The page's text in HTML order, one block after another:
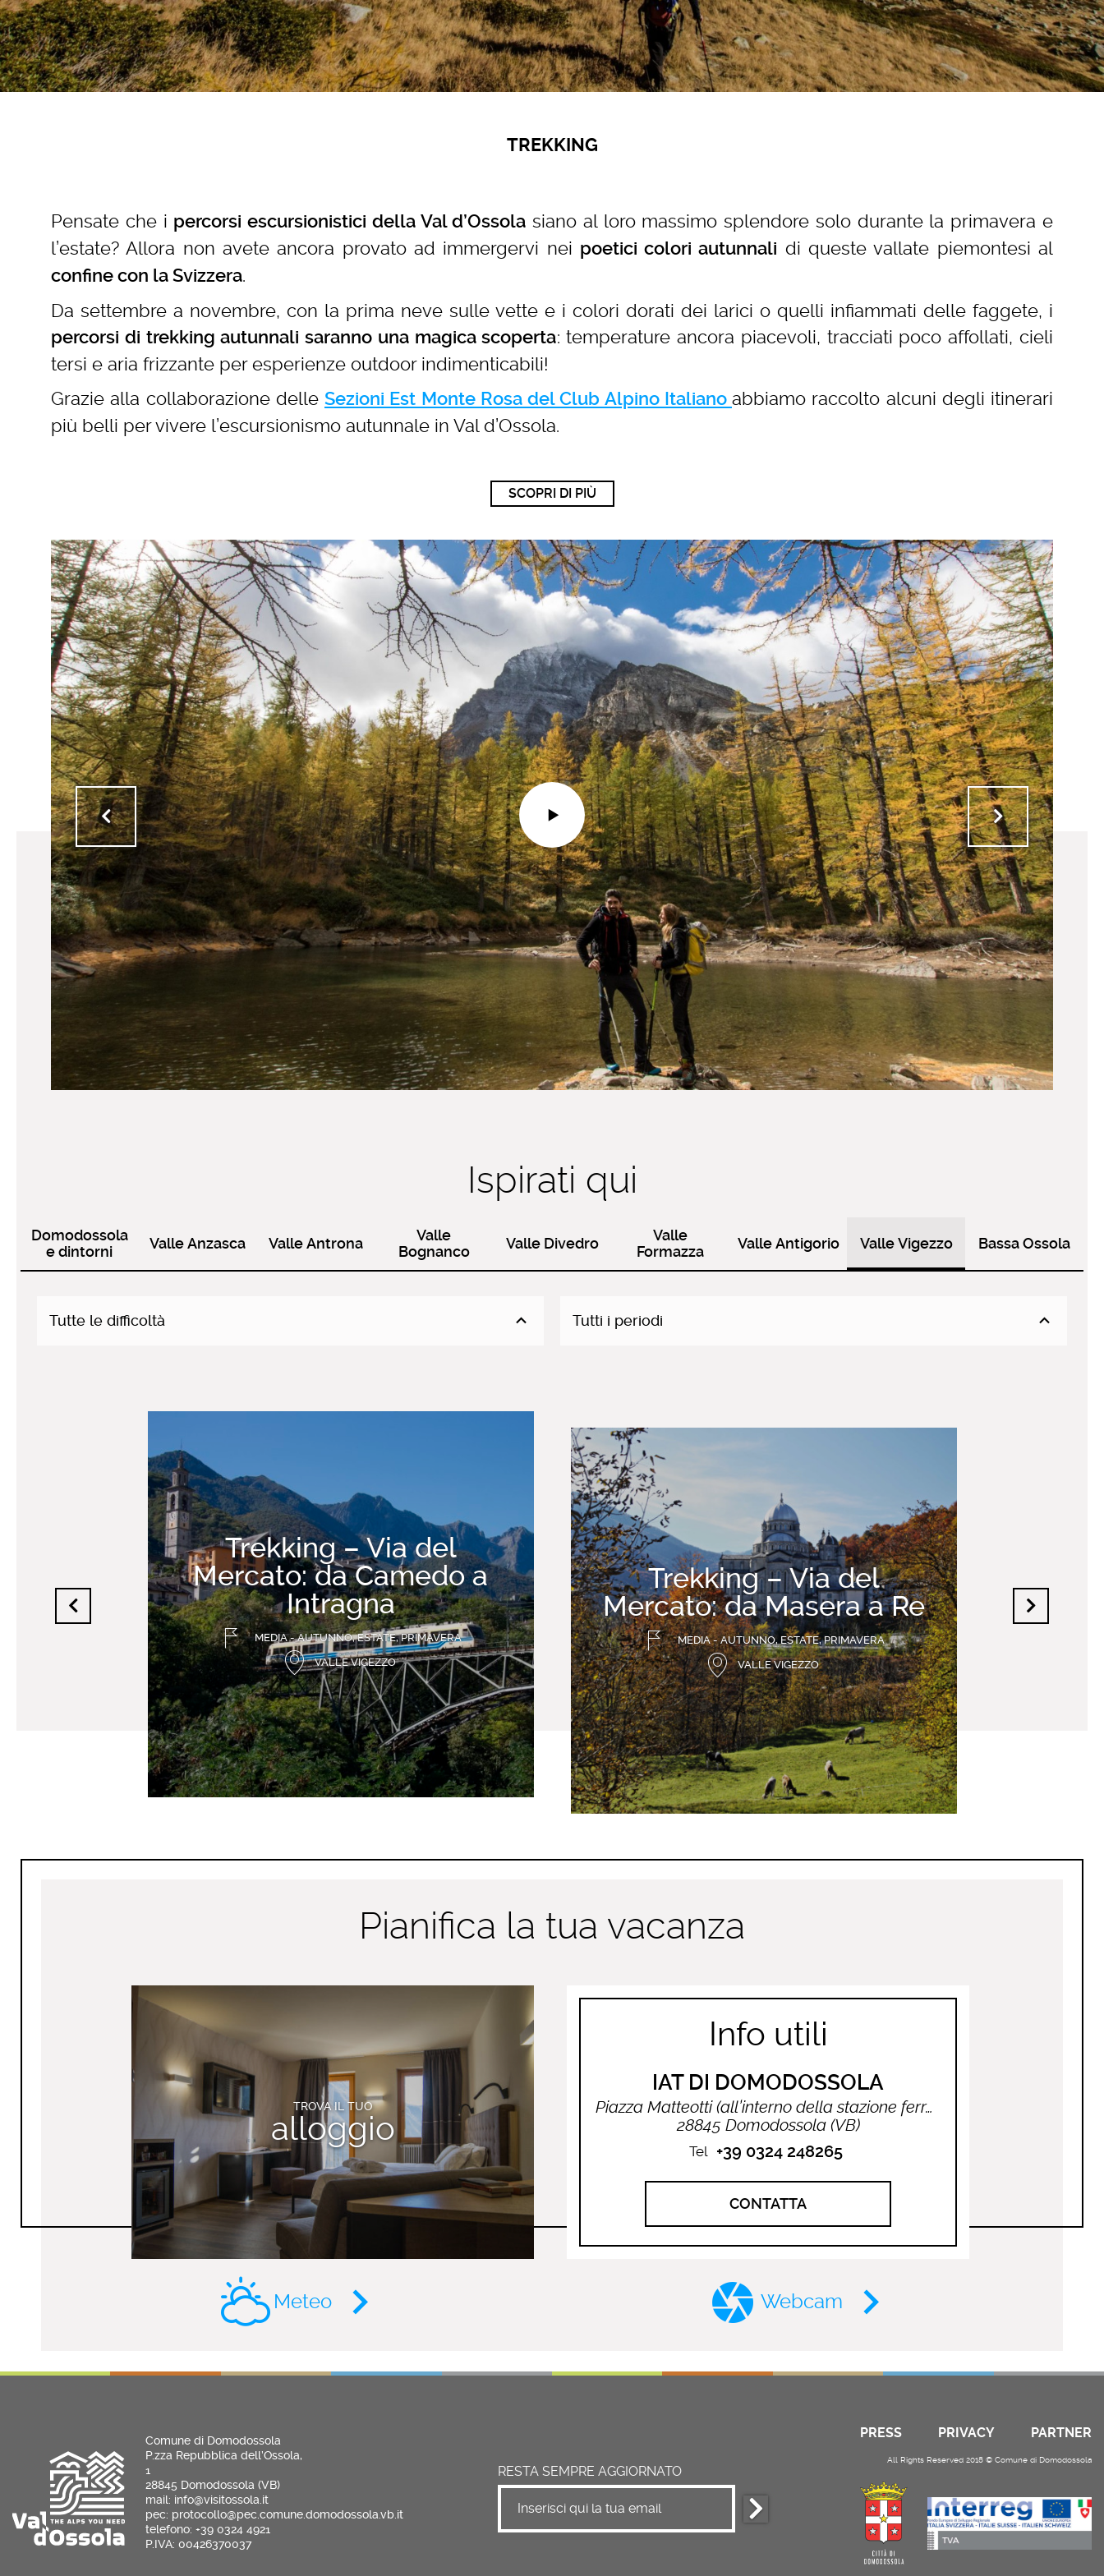
TREKKING
Pensate che i percorsi escursionistici della Val d’Ossola siano al loro massimo splendore solo durante la primavera e
l’estate? Allora non avete ancora provato ad immergervi nei poetici colori autunnali di queste vallate piemontesi al
confine con la Svizzera.
Da settembre a novembre, con la prima neve sulle vette e i colori dorati dei larici o quelli infiammati delle faggete, i
percorsi di trekking autunnali saranno una magica scoperta: temperature ancora piacevoli, tracciati poco affollati, cieli
tersi e aria frizzante per esperienze outdoor indimenticabili!
Grazie alla collaborazione delle Sezioni Est Monte Rosa del Club Alpino Italiano abbiamo raccolto alcuni degli itinerari
più belli per vivere l’escursionismo autunnale in Val d’Ossola.
SCOPRI DI PIÙ
Ispirati qui
Domodossola
e dintorni
Valle Anzasca Valle Antrona
Valle
Bognanco
Valle Divedro
Valle
Formazza
Valle Antigorio Valle Vigezzo Bassa Ossola
Tutte le difficoltà Tutti i periodi
Trekking – Via del
Mercato: da Camedo a
Intragna
MEDIA - AUTUNNO, ESTATE, PRIMAVERA
VALLE VIGEZZO
Trekking – Via del
Mercato: da Masera a Re
MEDIA - AUTUNNO, ESTATE, PRIMAVERA
VALLE VIGEZZO
Pianifica la tua vacanza
TROVA IL TUO
alloggio
Info utili
IAT DI DOMODOSSOLA
Piazza Matteotti (all’interno della stazione ferroviaria)
28845 Domodossola (VB)
Tel +39 0324 248265
CONTATTA
Meteo Webcam
Comune di Domodossola
P.zza Repubblica dell’Ossola,
1
28845 Domodossola (VB)
mail: info@visitossola.it
pec: protocollo@pec.comune.domodossola.vb.it
telefono: +39 0324 4921
P.IVA: 00426370037
RESTA SEMPRE AGGIORNATO
PRESS PRIVACY PARTNER
All Rights Reserved 2018 © Comune di Domodossola